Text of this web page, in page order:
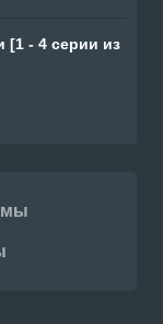
[1 - 4 серии из